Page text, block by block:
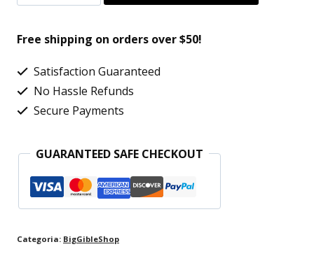
Elétrico
Mercedesbenz
12v
Preto
quantidade
Free shipping on orders over $50!
Satisfaction Guaranteed
No Hassle Refunds
Secure Payments
GUARANTEED SAFE CHECKOUT
Categoria: BigGibleShop